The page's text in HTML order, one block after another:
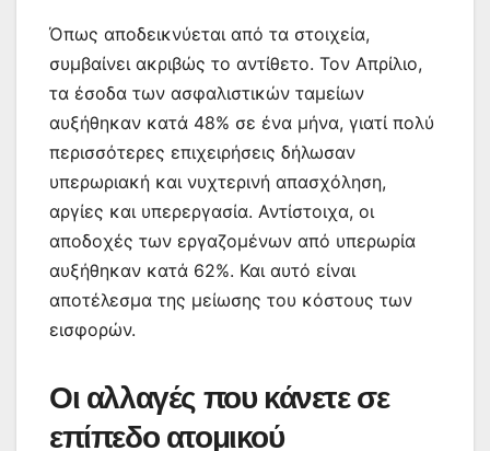
Όπως αποδεικνύεται από τα στοιχεία,
συμβαίνει ακριβώς το αντίθετο. Τον Απρίλιο,
τα έσοδα των ασφαλιστικών ταμείων
αυξήθηκαν κατά 48% σε ένα μήνα, γιατί πολύ
περισσότερες επιχειρήσεις δήλωσαν
υπερωριακή και νυχτερινή απασχόληση,
αργίες και υπερεργασία. Αντίστοιχα, οι
αποδοχές των εργαζομένων από υπερωρία
αυξήθηκαν κατά 62%. Και αυτό είναι
αποτέλεσμα της μείωσης του κόστους των
εισφορών.
Οι αλλαγές που κάνετε σε
επίπεδο ατομικού